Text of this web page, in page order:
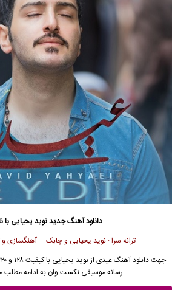
دانلود آهنگ جدیدنوید یحیاییبا
ترانه سرا : نوید یحیایی و چابک آهنگسازی و
جهت دانلود آهنگ عیدی ازنوید یحیایی
رسانه موسیقی نکست وان به ادامه مطلب